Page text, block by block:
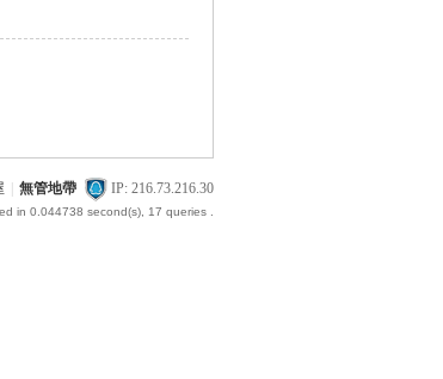
無管地帶 IP: 216.73.216.30
in 0.044738 second(s), 17 queries .